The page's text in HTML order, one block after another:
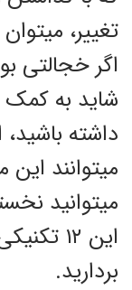
تغییر،
اگر خجالتی
شاید به کمک
داشته باشید،
میتوانند
میتوانید
این ۱۲
بردارید.